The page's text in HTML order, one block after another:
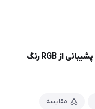
Keycap - در پوش کلید جنس PBT و پشیبانی از RGB رنگ
مقایسه